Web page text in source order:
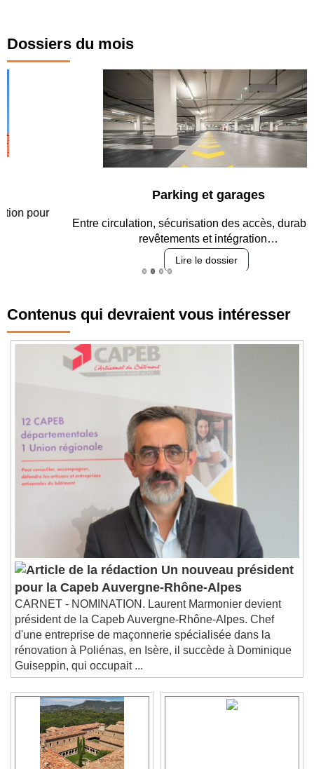
Dossiers du mois
Parking et garages
Entre circulation, sécurisation des accès, durabilité des
revêtements et intégration…
Lire le dossier
Contenus qui devraient vous intéresser
Un nouveau président
pour la Capeb Auvergne-Rhône-Alpes
CARNET - NOMINATION. Laurent Marmonier devient
président de la Capeb Auvergne-Rhône-Alpes. Chef
d'une entreprise de maçonnerie spécialisée dans la
rénovation à Poliénas, en Isère, il succède à Dominique
Guiseppin, qui occupait ...